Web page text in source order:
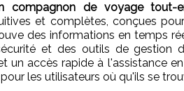
compagnon de voyage tout-
et complètes, conçues
des informations en temps
et des outils de gestion
un accès rapide à l'assistance
les utilisateurs où qu'ils se